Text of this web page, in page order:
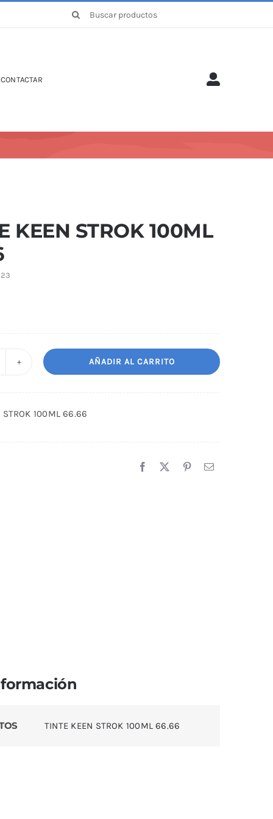
Buscar:
CONTACTAR
KEEN STROK 100ML
AÑADIR AL CARRITO
STROK 100ML 66.66
TINTE KEEN STROK 100ML 66.66